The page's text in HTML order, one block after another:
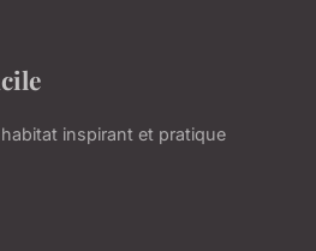
inspirant et pratique